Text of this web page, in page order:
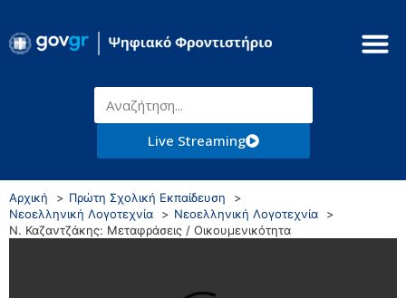
Live Streaming
Αρχική
Πρώτη Σχολική Εκπαίδευση
Νεοελληνική Λογοτεχνία
Νεοελληνική Λογοτεχνία
Ν. Καζαντζάκης: Μεταφράσεις / Οικουμενικότητα